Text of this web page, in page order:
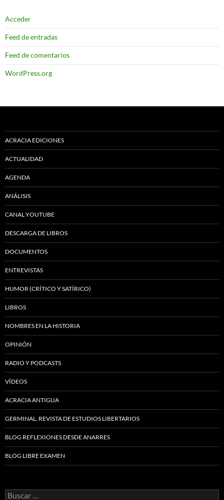
Acceder
Feed de entradas
Feed de comentarios
WordPress.org
ACRACIA EDICIONES
ACTUALIDAD
AGENDA
ANÁLISIS
CANAL YOUTUBE
DESCARGA DE LIBROS
DOCUMENTOS
ENTREVISTAS
HUMOR (CRÍTICO Y SATÍRICO)
LIBROS
NOMBRES EN LA HISTORIA
OPINIÓN
RADIO Y PODCASTS
VÍDEOS
ACRACIA ANTIGUA
GERMINAL. REVISTA DE ESTUDIOS LIBERTARIOS
BLOG REFLEXIONES DESDE ANARRES
BLOG LIBRE EXAMEN
Buscar: